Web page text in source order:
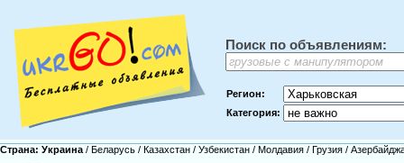
Поиск по объявлениям:
Регион:
Категория:
Страна: Украина / Беларусь / Казахстан / Узбекистан / Молдавия / Грузия /